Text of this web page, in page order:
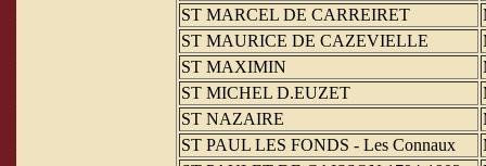
ST MARCEL DE CARREIRET
ST MAURICE DE CAZEVIELLE
ST MAXIMIN
ST MICHEL D.EUZET
ST NAZAIRE
ST PAUL LES FONDS - Les Connaux